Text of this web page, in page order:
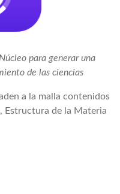
para generar una
de las ciencias
a la malla contenidos
Estructura de la Materia